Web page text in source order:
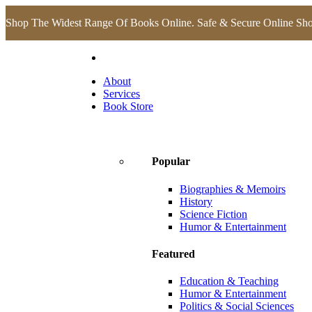
Shop The Widest Range Of Books Online. Safe & Secure Online
About
Services
Book Store
Popular
Biographies & Memoirs
History
Science Fiction
Humor & Entertainment
Featured
Education & Teaching
Humor & Entertainment
Politics & Social Sciences